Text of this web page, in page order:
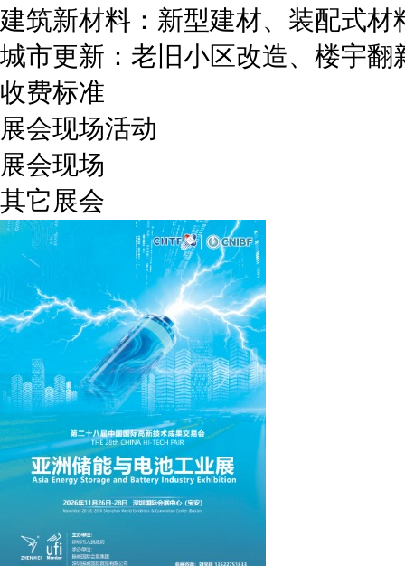
建筑新材料：新型建材、装配式
城市更新：老旧小区改造、楼宇
收费标准
展会现场活动
展会现场
其它展会